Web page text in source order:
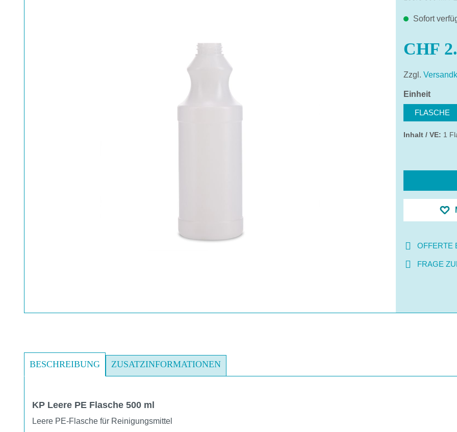
Sofort
CHF
Zzgl.
Einheit
FLASCHE
Inhalt / VE: 1
OFFERTE
FRAGE
BESCHREIBUNG ZUSATZINFORMATIONEN
KP Leere PE Flasche 500 ml
Leere PE-Flasche für Reinigungsmittel